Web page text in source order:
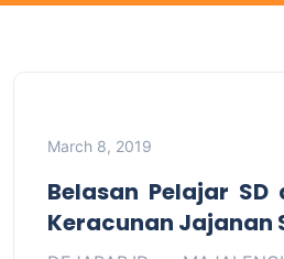
March 8, 2019
Belasan Pelajar
Keracunan Jajanan